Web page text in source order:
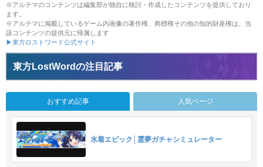
※アルテマのコンテンツは編集部が独自に検討・作成したコンテンツを提供しており
ます。
※アルテマに掲載しているゲーム内画像の著作権、商標権その他の知的財産権は、当
該コンテンツの提供元に帰属します
▶東方ロストワード公式サイト
東方LostWordの注目記事
おすすめ記事 人気ページ
水着エピック│霊夢ガチャシミュレーター